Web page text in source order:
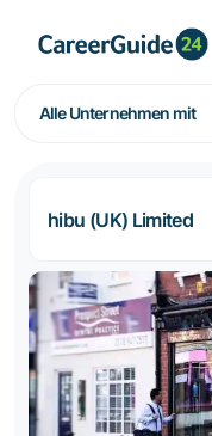
Alle Unternehmen mit
hibu (UK) Limited